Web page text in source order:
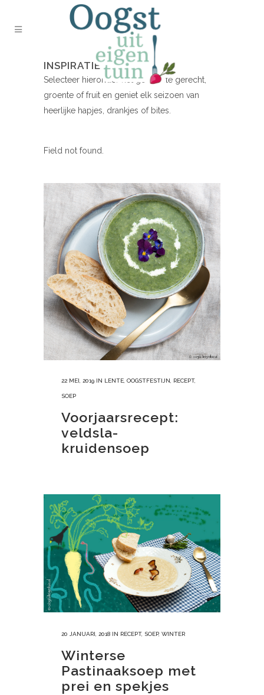
INSPIRATIE NODIG?
Selecteer hieronder het gewenste gerecht,
groente of fruit en geniet elk seizoen van
heerlijke hapjes, drankjes of bites.
Field not found.
22 MEI, 2019 IN LENTE OOGSTFESTIJN RECEPT,
SOEP
Voorjaarsrecept:
veldsla-
kruidensoep
20 JANUARI, 2018 IN RECEPT, SOEP, WINTER
Winterse
Pastinaaksoep met
prei en spekjes